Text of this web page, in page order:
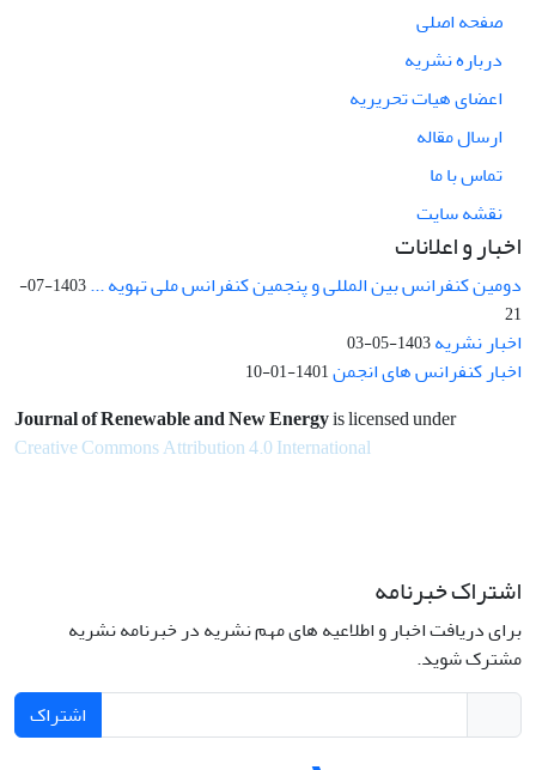
صفحه اصلی
درباره نشریه
اعضای هیات تحریریه
ارسال مقاله
تماس با ما
نقشه سایت
اخبار و اعلانات
دومین کنفرانس بین المللی و پنجمین کنفرانس ملی تهویه ...
1403-07-
21
اخبار نشریه1403-05-03
اخبار کنفرانس های انجمن1401-01-10
Journal of Renewable and New Energyis licensed under
Creative Commons Attribution 4.0 International
اشتراک خبرنامه
برای دریافت اخبار و اطلاعیه های مهم نشریه در خبرنامه نشریه
مشترک شوید.
اشتراک